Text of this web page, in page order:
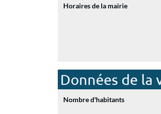
Horaires de la mairie
Données de la
Nombre d'habitants